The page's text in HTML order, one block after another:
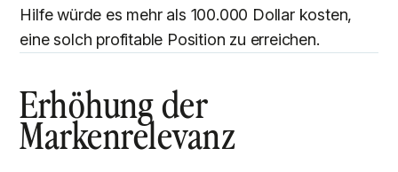
Hilfe würde es mehr als 100.000 Dollar kosten,
eine solch profitable Position zu erreichen.
Erhöhung der
Markenrelevanz